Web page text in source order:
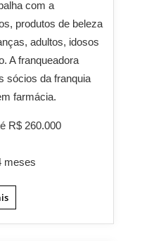
com a
produtos de beleza
adultos, idosos
A franqueadora
sócios da franquia
farmácia.
R$ 260.000
meses